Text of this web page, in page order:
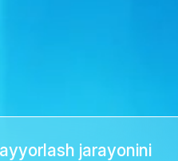
jarayonini